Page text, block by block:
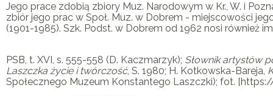
Jego prace zdobią zbiory Muz. Narodowym w Kr., W. i
zbiór jego prac w Społ. Muz. w Dobrem - miejscowości
(1901-1985). Szk. Podst. w Dobrem od 1962 nosi również
PSB, t. XVI, s. 555-558 (D. Kaczmarzyk); Słownik artystów
Laszczka życie i twórczość, S. 1980; H. Kotkowska-Bareja,
Społecznego Muzeum Konstantego Laszczki); fot.